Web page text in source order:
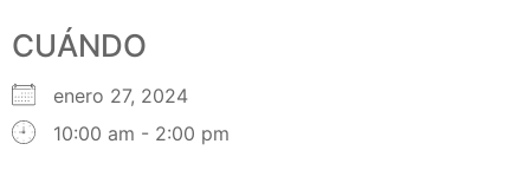
CUÁNDO
enero 27, 2024
10:00 am - 2:00 pm